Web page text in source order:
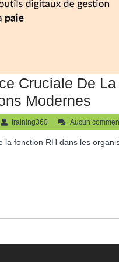
Cruciale De
Modernes
De
Les
03
training360 training360
Aucun